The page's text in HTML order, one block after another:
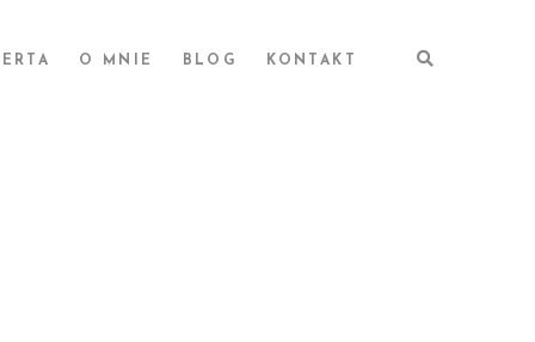
O MNIE BLOG KONTAKT